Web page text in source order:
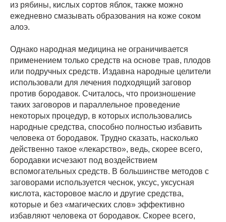
из рябины, кислых сортов яблок, также можно
ежедневно смазывать образования на коже соком
алоэ.
Однако народная медицина не ограничивается
применением только средств на основе трав, плодов
или подручных средств. Издавна народные целители
использовали для лечения подходящий заговор
против бородавок. Считалось, что произношение
таких заговоров и параллельное проведение
некоторых процедур, в которых использовались
народные средства, способно полностью избавить
человека от бородавок. Трудно сказать, насколько
действенно такое «лекарство», ведь, скорее всего,
бородавки исчезают под воздействием
вспомогательных средств. В большинстве методов с
заговорами используется чеснок, уксус, уксусная
кислота, касторовое масло и другие средства,
которые и без «магических слов» эффективно
избавляют человека от бородавок. Скорее всего,